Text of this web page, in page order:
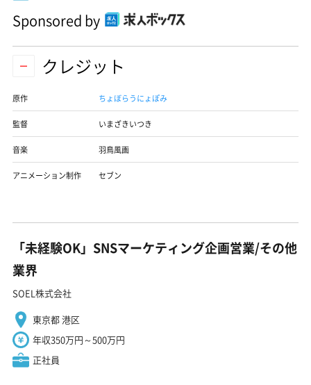
Sponsored by
クレジット
原作 ちょぼらうにょぽみ
監督 いまざきいつき
音楽 羽鳥風画
アニメーション制作 セブン
「未経験OK」SNSマーケティング企画営業/その他
業界
SOEL株式会社
東京都 港区
年収350万円～500万円
正社員